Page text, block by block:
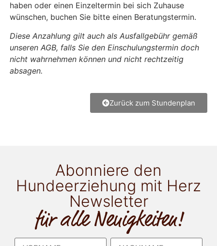
haben oder einen Einzeltermin bei sich Zuhause
wünschen, buchen Sie bitte einen Beratungstermin.
Diese Anzahlung gilt auch als Ausfallgebühr gemäß
unseren AGB, falls Sie den Einschulungstermin doch
nicht wahrnehmen können und nicht rechtzeitig
absagen.
Zurück zum Stundenplan
Abonniere den
Hundeerziehung mit Herz
Newsletter
für alle Neuigkeiten!